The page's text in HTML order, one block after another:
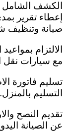
الكشف الشامل
إعطاء تقرير
صيانة وتنظيف
الالتزام
مع سيارات نقل
تسليم فاتورة
التسليم بالمنزل.
تقديم النصح
عن الصيانة